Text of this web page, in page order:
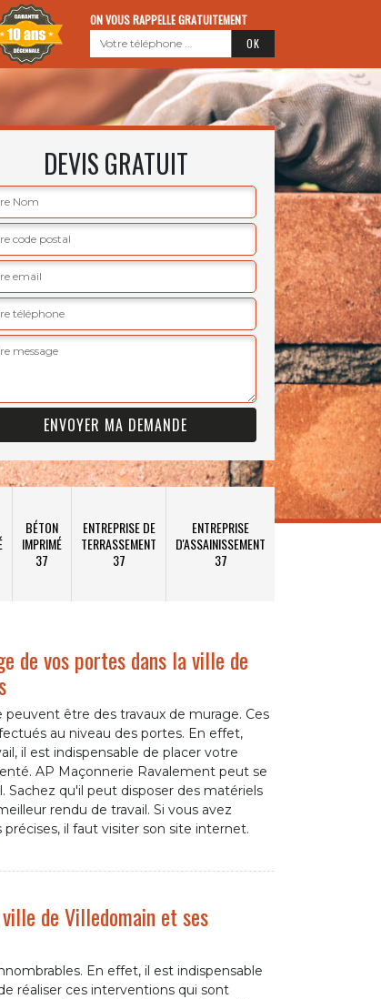
ON VOUS RAPPELLE GRATUITEMENT
DEVIS GRATUIT
BÉTON
IMPRIMÉ
37
ENTREPRISE DE
TERRASSEMENT
37
ENTREPRISE
D'ASSAINISSEMENT
37
de vos portes dans la ville de
être des travaux de murage. Ces
au niveau des portes. En effet,
il est indispensable de placer votre
AP Maçonnerie Ravalement peut se
Sachez qu'il peut disposer des matériels
rendu de travail. Si vous avez
il faut visiter son site internet.
de Villedomain et ses
En effet, il est indispensable
réaliser ces interventions qui sont